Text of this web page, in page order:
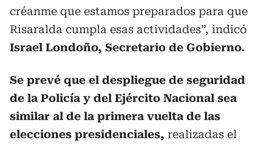
créanme que estamos preparados para que
Risaralda cumpla esas actividades”, indicó
Israel Londoño, Secretario de Gobierno.
Se prevé que el despliegue de seguridad
de la Policía y del Ejército Nacional sea
similar al de la primera vuelta de las
elecciones presidenciales, realizadas el